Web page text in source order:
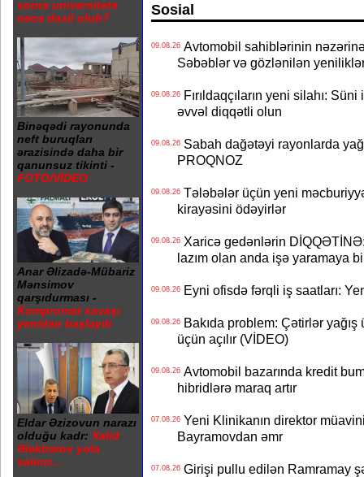
sonra universitetə
necə daxil olub?
Binəqədi rayonunda
neft buruqları
ərazisində daha bir
qanunsuz tikinti -
FOTO/VİDEO
Anar Əlizadə-Mübariz
Mənsimov
qarşıdurması -
Kompromat savaşı
yenidən başlayıb
Eldar Əzizovun narazı
olduğu kadr: Xalid
Ələkbərov yola
salınır...
Sosial
09.08.26Avtomobil sahiblərinin
Səbəblər və gözlənilən
09.08.26Fırıldaqçıların yeni silahı:
əvvəl diqqətli olun
09.08.26Sabah dağətəyi rayonlarda
PROQNOZ
09.08.26Tələbələr üçün yeni
kirayəsini ödəyirlər
09.08.26Xaricə gedənlərin DİQQƏTİNƏ:
lazım olan anda işə yaramaya
09.08.26Eyni ofisdə fərqli iş saatları:
09.08.26Bakıda problem: Çətirlər
üçün açılır (VİDEO)
09.08.26Avtomobil bazarında kredit
hibridlərə maraq artır
07.08.26Yeni Klinikanın direktor müavini
Bayramovdan əmr
07.08.26Girişi pullu edilən Ramramay